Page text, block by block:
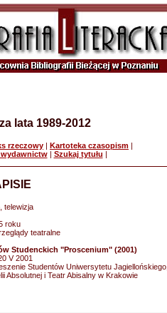
lata 1989-2012
rzeczowy | Kartoteka czasopism |
| Szukaj tytułu |
telewizja
roku
teatralne
Studenckich "Proscenium" (2001)
V 2001
Studentów Uniwersytetu Jagiellońskiego,
Absolutnej i Teatr Abisalny w Krakowie